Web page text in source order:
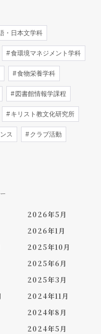
・日本文学科
食環境マネジメント学科
食物栄養学科
図書館情報学課程
キリスト教文化研究所
ス クラブ活動
2026年5月
2026年1月
2025年10月
2025年6月
2025年3月
2024年11月
2024年8月
2024年5月